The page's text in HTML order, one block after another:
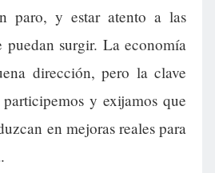
paro, y estar atento a las
puedan surgir. La economía
dirección, pero la clave
y exijamos que
en mejoras reales para